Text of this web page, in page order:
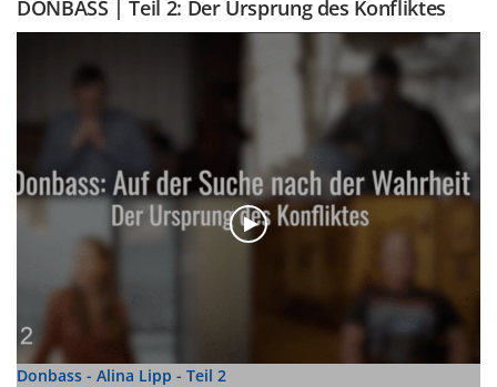
DONBASS | Teil 2: Der Ursprung des Konfliktes
Donbass - Alina Lipp - Teil 2